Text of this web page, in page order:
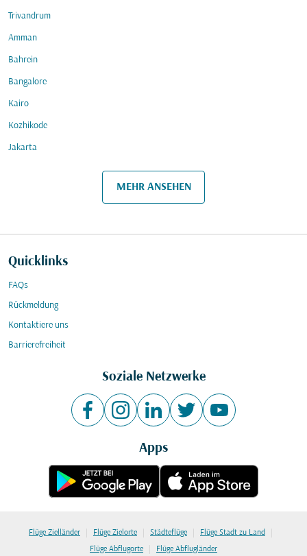
Trivandrum
Amman
Bahrein
Bangalore
Kairo
Kozhikode
Jakarta
MEHR ANSEHEN
Quicklinks
FAQs
Rückmeldung
Kontaktiere uns
Barrierefreiheit
Soziale Netzwerke
Apps
Flüge Zielländer | Flüge Zielorte | Städteflüge | Flüge Stadt zu Land |
Flüge Abflugorte | Flüge Abflugländer